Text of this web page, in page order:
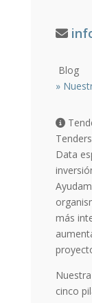
Blog
»
Data
más
cinco